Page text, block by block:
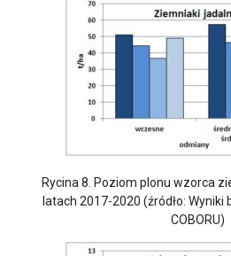
Rycina 8. Poziom plonu wzorca
latach 2017-2020 (źródło:
COBORU)